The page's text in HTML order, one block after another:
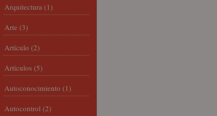
Arquitectura (1)
Arte (3)
Artículo (2)
Artículos (5)
Autoconocimiento (1)
Autocontrol (2)